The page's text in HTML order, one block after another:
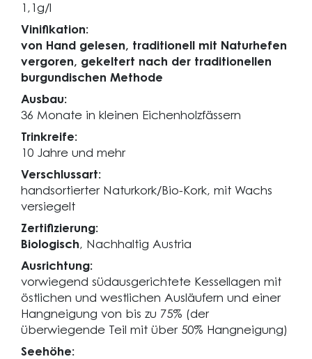
1,1g/l
Vinifikation:
von Hand gelesen, traditionell mit Naturhefen
vergoren, gekeltert nach der traditionellen
burgundischen Methode
Ausbau:
36 Monate in kleinen Eichenholzfässern
Trinkreife:
10 Jahre und mehr
Verschlussart:
handsortierter Naturkork/Bio-Kork, mit Wachs
versiegelt
Zertifizierung:
Biologisch, Nachhaltig Austria
Ausrichtung:
vorwiegend südausgerichtete Kessellagen mit
östlichen und westlichen Ausläufern und einer
Hangneigung von bis zu 75% (der
überwiegende Teil mit über 50% Hangneigung)
Seehöhe: